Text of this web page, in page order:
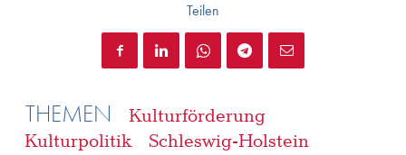
Teilen
THEMEN
Kulturförderung
Kulturpolitik
Schleswig-Holstein